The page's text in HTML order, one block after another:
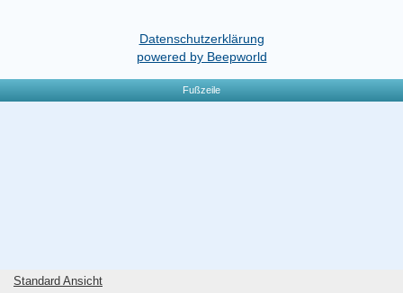
Datenschutzerklärung
powered by Beepworld
Fußzeile
Standard Ansicht